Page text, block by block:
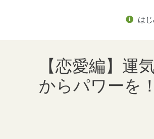
は
【恋愛編】運
からパワーを！